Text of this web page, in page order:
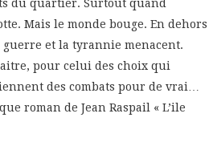
du quartier. Surtout quand
Mais le monde bouge. En dehors
guerre et la tyrannie menacent.
pour celui des choix qui
des combats pour de vrai…
roman de Jean Raspail « L’ile